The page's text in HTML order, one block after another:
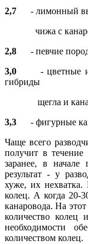
2,7 - лимонный
чижа с
2,8 - певчие
3,0 - цветные и
гибриды
щегла и
3,3 - фигурные
Чаще всего
получит в течение
заранее, в
результат - у
хуже, их нехватка.
колец. А когда 20-
канаровода. На
количество
необходимости
количеством колец.